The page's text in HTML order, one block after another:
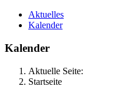
Aktuelles
Kalender
Kalender
Aktuelle Seite:
Startseite